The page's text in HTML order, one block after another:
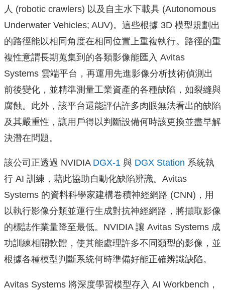
人 (robotic crawlers) 以及自主水下載具 (Autonomous
Underwater Vehicles; AUV)。這些根據 3D 模型規劃出
的路徑能以相同角度在相同位置上重複執行。路徑的重
複性意謂長期蒐集到的各類影像能匯入 Avitas
Systems 雲端平台，再運用先進影像分析技術偵測出
前後變化，並精準測量工業資產的各種缺陷，如裂縫與
腐蝕。此外，該平台還能評估許多肉眼無法看出的缺陷
及其嚴重性，讓用戶得以判斷設備何時該更換並盡早解
決潛在問題。
該公司正透過 NVIDIA DGX-1 與 DGX Station 系統執
行 AI 訓練，藉此協助自動化缺陷辨識。Avitas
Systems 的資料科學家建構卷積神經網路 (CNN)，用
以執行影像分類並運行生成對抗神經網路，將擷取影像
的標誌作業量降至最低。NVIDIA 讓 Avitas Systems 成
功訓練相關軟體，使其能處理許多不同類型的影像，並
根據各種模型判斷系統何時準備好能正確辨識缺陷。
Avitas Systems 將深度學習模型存入 AI Workbench，